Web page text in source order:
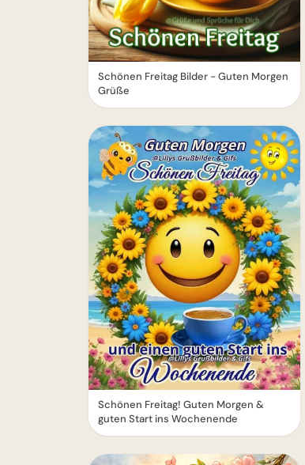
Schönen Freitag Bilder - Guten Morgen
Grüße
Schönen Freitag! Guten Morgen &
guten Start ins Wochenende